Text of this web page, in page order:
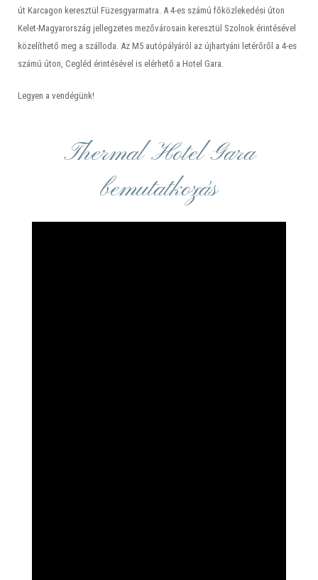
út Karcagon keresztül Füzesgyarmatra. A 4-es számú főközlekedési úton
Kelet-Magyarország jellegzetes mezővárosain keresztül Szolnok érintésével
közelíthető meg a szálloda. Az M5 autópályáról az újhartyáni letérőről a 4-es
számú úton, Cegléd érintésével is elérhető a Hotel Gara.
Legyen a vendégünk!
Thermal Hotel Gara
bemutatkozás